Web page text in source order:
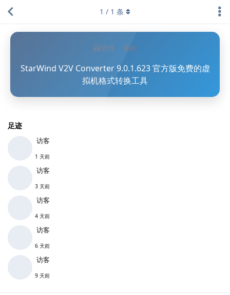
软件 系统
StarWind V2V Converter 9.0.1.623 官方版免费的虚
拟机格式转换工具
足迹
访客
1 天前
访客
3 天前
访客
4 天前
访客
6 天前
访客
9 天前
1 / 1 条